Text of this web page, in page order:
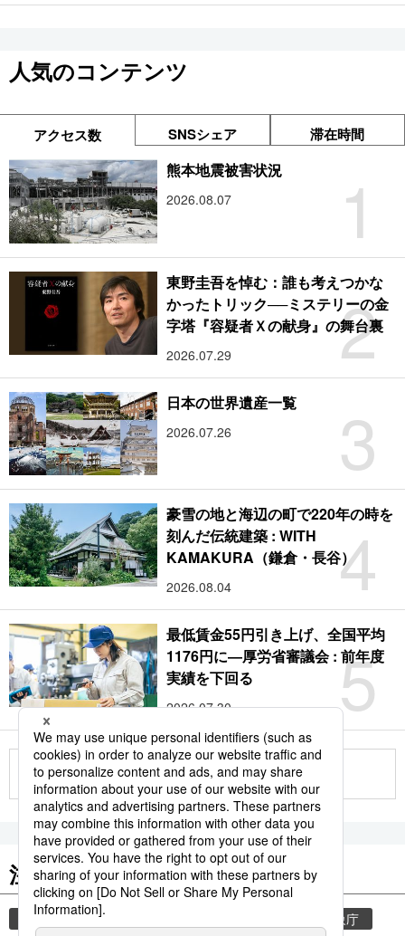
人気のコンテンツ
アクセス数 SNSシェア 滞在時間
1
熊本地震被害状況
2026.08.07
2
東野圭吾を悼む：誰も考えつかな
かったトリック──ミステリーの金
字塔『容疑者Ｘの献身』の舞台裏
2026.07.29
3
日本の世界遺産一覧
2026.07.26
4
豪雪の地と海辺の町で220年の時を
刻んだ伝統建築 : WITH
KAMAKURA（鎌倉・長谷）
2026.08.04
5
最低賃金55円引き上げ、全国平均
1176円に―厚労省審議会 : 前年度
実績を下回る
2026.07.30
もっと見る
注目のキーワード
共同通信ニュース 気象庁